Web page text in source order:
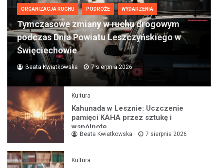
ORGANIZACJA RUCHU PODRÓŻE WYDARZENIA
Tymczasowe zmiany w ruchu drogowym
podczas Dnia Powiatu Leszczyńskiego w
Święciechowie
Beata Kwiatkowska 7 sierpnia 2026
Kultura
Kahunada w Lesznie: Uczczenie
pamięci KAHA przez sztukę i
wspólnotę
Beata Kwiatkowska 7 sierpnia 2026
Kultura